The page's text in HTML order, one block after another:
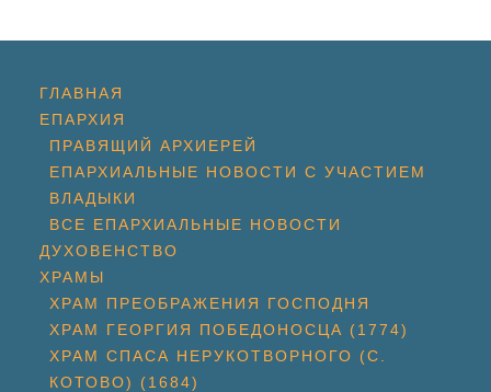
ГЛАВНАЯ
ЕПАРХИЯ
ПРАВЯЩИЙ АРХИЕРЕЙ
ЕПАРХИАЛЬНЫЕ НОВОСТИ С УЧАСТИЕМ
ВЛАДЫКИ
ВСЕ ЕПАРХИАЛЬНЫЕ НОВОСТИ
ДУХОВЕНСТВО
ХРАМЫ
ХРАМ ПРЕОБРАЖЕНИЯ ГОСПОДНЯ
ХРАМ ГЕОРГИЯ ПОБЕДОНОСЦА (1774)
ХРАМ СПАСА НЕРУКОТВОРНОГО (С.
КОТОВО) (1684)